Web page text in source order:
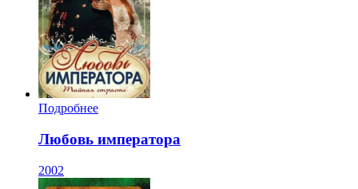
Подробнее
Любовь императора
2002